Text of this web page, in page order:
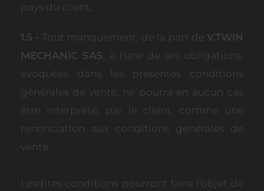
pays du client.
1.5 - Tout manquement, de la part de V.TWIN
MECHANIC SAS , à l'une de ses obligations,
évoquées dans les présentes conditions
générales de vente, ne pourra en aucun cas
être interprété, par le client, comme une
renonciation aux conditions générales de
vente.
Lesdites conditions pourront faire l'objet de